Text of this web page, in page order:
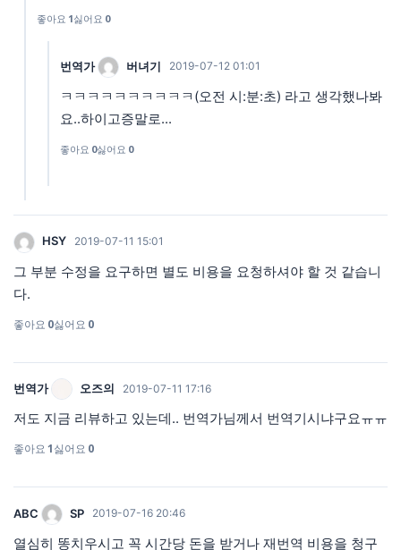
좋아요 1싫어요 0
번역가 버녀기 2019-07-12 01:01
ㅋㅋㅋㅋㅋㅋㅋㅋㅋㅋ(오전 시:분:초) 라고 생각했나봐
요..하이고증말로...
좋아요 0싫어요 0
HSY 2019-07-11 15:01
그 부분 수정을 요구하면 별도 비용을 요청하셔야 할 것 같습니
다.
좋아요 0싫어요 0
번역가 오즈의 2019-07-11 17:16
저도 지금 리뷰하고 있는데.. 번역가님께서 번역기시냐구요ㅠㅠ
좋아요1싫어요 0
ABC SP 2019-07-16 20:46
열심히 똥치우시고 꼭 시간당 돈을 받거나 재번역 비용을 청구